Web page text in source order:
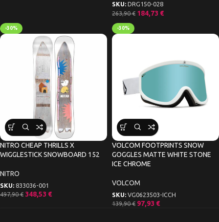
SKU: DRG150-028
263,90€ 184,73 €
-30%
NITRO CHEAP THRILLS X
WIGGLESTICK SNOWBOARD 152
NITRO
SKU: 833036-001
497,90€ 348,53 €
-30%
VOLCOM FOOTPRINTS SNOW
GOGGLES MATTE WHITE STONE
ICE CHROME
VOLCOM
SKU: VG0623503-ICCH
139,90€ 97,93 €